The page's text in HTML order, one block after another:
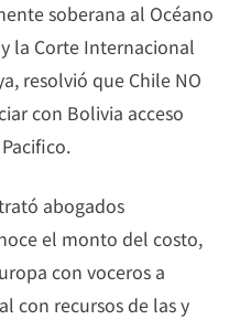
soberana al Océano
la Corte Internacional
resolvió que Chile NO
con Bolivia acceso
abogados
el monto del costo,
con voceros a
con recursos de las y